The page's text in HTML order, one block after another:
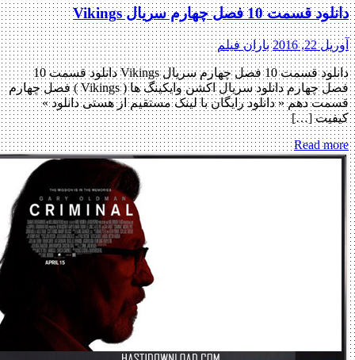
دانلود قسمت 10 فصل چهارم سریال Vikings
آوریل 22, 2016 باران فیلم
دانلود قسمت 10 فصل چهارم سریال Vikings دانلود قسمت 10
فصل چهارم دانلود سریال اکشن وایکینگ ها ( Vikings ) فصل چهارم
قسمت دهم « دانلود رایگان با لینک مستقیم از هستی دانلود »
کیفیت […]
Read more